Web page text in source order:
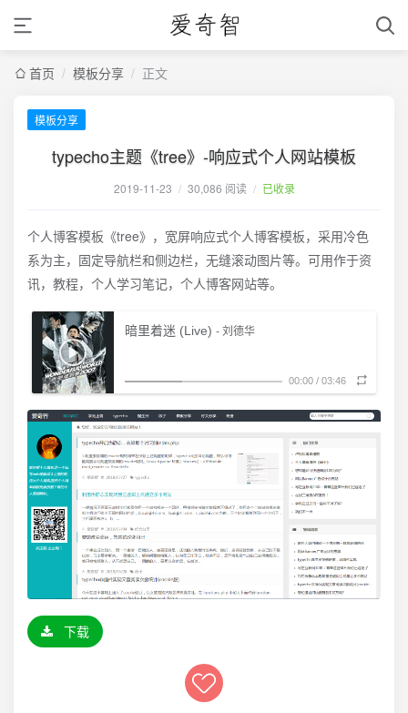
首页 / 模板分享 / 正文
模板分享
typecho主题《tree》-响应式个人网站模板
2019-11-23 / 30,086 阅读 / 已收录
个人博客模板《tree》，宽屏响应式个人博客模板，采用冷色
系为主，固定导航栏和侧边栏，无缝滚动图片等。可用作于资
讯，教程，个人学习笔记，个人博客网站等。
暗里着迷 (Live) - 刘德华
00:00 / 03:46
下载